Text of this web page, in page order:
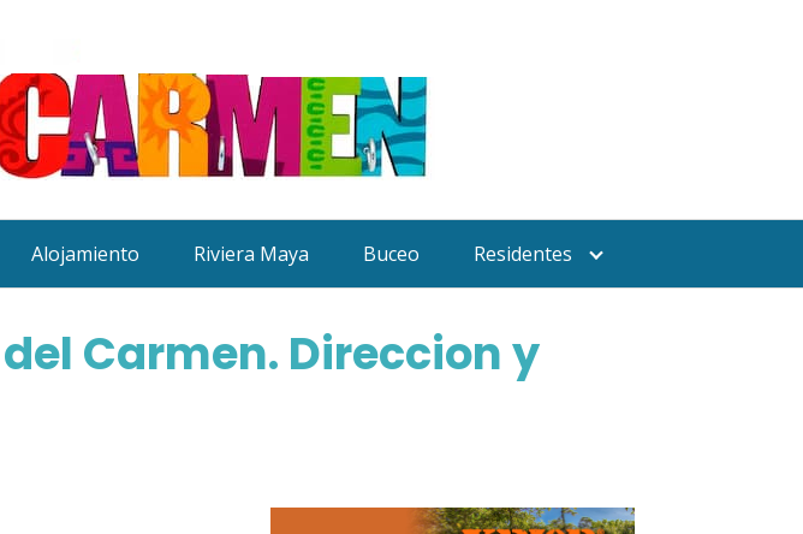
Alojamiento Riviera Maya Buceo Residentes
Carmen. Direccion y